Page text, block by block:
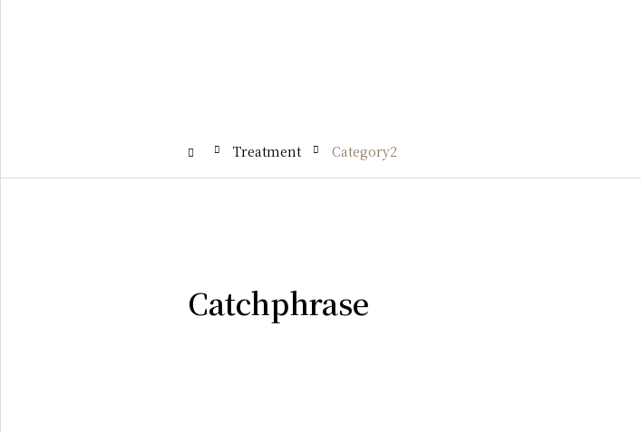
Treatment Category2
Catchphrase